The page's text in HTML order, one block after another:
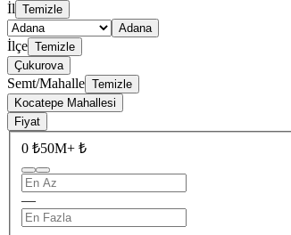
İl Temizle
Adana
İlçe Temizle
Çukurova
Semt/Mahalle Temizle
Kocatepe Mahallesi
Fiyat
0 ₺50M+ ₺
—